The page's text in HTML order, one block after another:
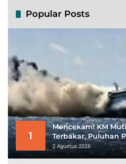
Popular Posts
1
Mencekam! KM
Terbakar, Puluhan
Bertahan
2 Agustus 2026